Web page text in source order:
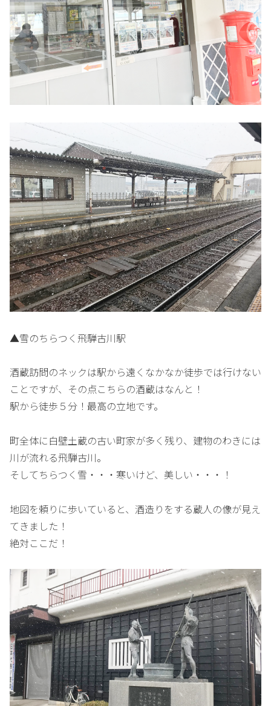
▲雪のちらつく飛騨古川駅
酒蔵訪問のネックは駅から遠くなかなか徒歩では行けない
ことですが、その点こちらの酒蔵はなんと！
駅から徒歩５分！最高の立地です。
町全体に白壁土蔵の古い町家が多く残り、建物のわきには
川が流れる飛騨古川。
そしてちらつく雪・・・寒いけど、美しい・・・！
地図を頼りに歩いていると、酒造りをする蔵人の像が見え
てきました！
絶対ここだ！